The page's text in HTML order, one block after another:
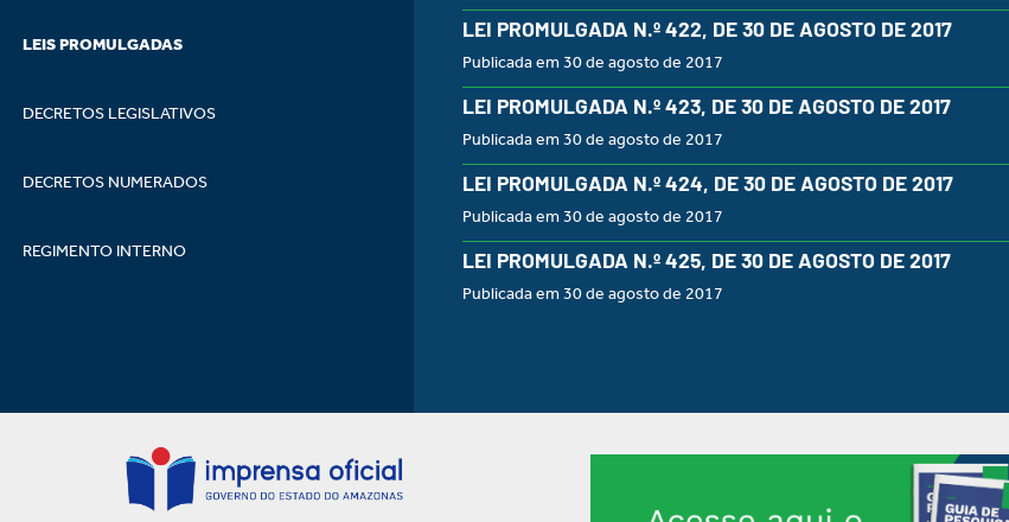
LEIS PROMULGADAS
DECRETOS LEGISLATIVOS
DECRETOS NUMERADOS
REGIMENTO INTERNO
LEI PROMULGADA N.º 422, DE 30 DE AGOSTO DE 2017
Publicada em 30 de agosto de 2017
LEI PROMULGADA N.º 423, DE 30 DE AGOSTO DE 2017
Publicada em 30 de agosto de 2017
LEI PROMULGADA N.º 424, DE 30 DE AGOSTO DE 2017
Publicada em 30 de agosto de 2017
LEI PROMULGADA N.º 425, DE 30 DE AGOSTO DE 2017
Publicada em 30 de agosto de 2017